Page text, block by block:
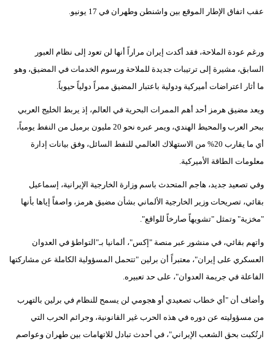
عقب اتفاق الإطار الموقع بين واشنطن وطهران في 17 يونيو.
ورغم عودة الملاحة، فقد أكدت إيران مراراً أنها لن تعود إلى نظام العبور
السابق، مشيرة إلى ترتيبات جديدة للملاحة ورسوم الخدمات في المضيق، وهو
ما أثار اعتراضات أميركية ودولية باعتبار المضيق ممراً دولياً حيوياً.
ويعد مضيق هرمز أحد أهم الممرات البحرية في العالم، إذ يربط الخليج العربي
ببحر العرب والمحيط الهندي، ويمر عبره نحو 20 مليون برميل من النفط يومياً،
أي ما يقارب 20% من الاستهلاك العالمي للنفط السائل، وفق بيانات إدارة
معلومات الطاقة الأميركية.
وفي تصعيد جديد، هاجم المتحدث باسم وزارة الخارجية الإيرانية، إسماعيل
بقائي، تصريحات وزير الخارجية الألماني بشأن مضيق هرمز، واصفاً إياها بأنها
"مخزية" وتمثل "تشويهاً صارخاً للواقع".
واتهم بقائي، في منشور عبر منصة "إكس"، ألمانيا بـ"التواطؤ في العدوان
العسكري على إيران"، معتبراً أن برلين "تتحمل المسؤولية الكاملة عن مشاركتها
الفاعلة في جريمة العدوان"، على حد تعبيره.
وأضاف أن "أي خطاب تصعيدي أو هجومي لن يسمح للنظام في برلين بالتهرب
من مسؤوليته عن دوره في هذه الحرب غير القانونية، وجرائم الحرب التي
ارتُكبت بحق الشعب الإيراني"، في أحدث تبادل للاتهامات بين طهران وعواصم